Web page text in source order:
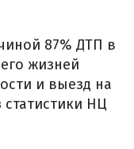
87% ДТП в
жизней
и выезд на
статистики НЦ